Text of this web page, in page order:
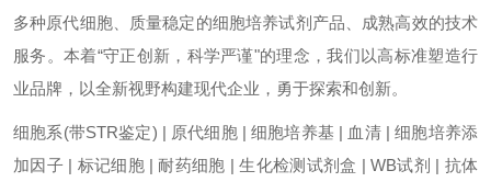
多种原代细胞、质量稳定的细胞培养试剂产品、成熟高效的技术
服务。本着“守正创新，科学严谨"的理念，我们以高标准塑造行
业品牌，以全新视野构建现代企业，勇于探索和创新。
细胞系(带STR鉴定) | 原代细胞 | 细胞培养基 | 血清 | 细胞培养添
加因子 | 标记细胞 | 耐药细胞 | 生化检测试剂盒 | WB试剂 | 抗体